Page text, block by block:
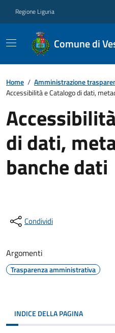
Regione Liguria
Comune di
Home / Amministrazione
Accessibilità e Catalogo di dati,
di dati,
banche dati
Condividi
Argomenti
Trasparenza amministrativa
INDICE DELLA PAGINA